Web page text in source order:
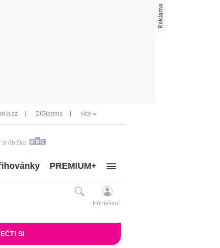
DIGIarena více
si Ábíčko
PREMIUM+
Přihlášení
SI